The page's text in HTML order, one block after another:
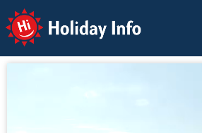
Holiday Info